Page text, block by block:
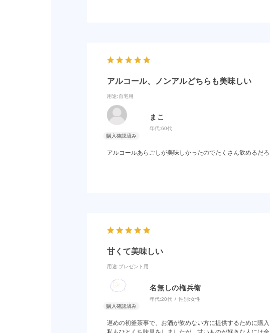
アルコール、ノンアルどちらも美味しい
用途:自宅用
まこ
年代:60代
アルコールあらごしが美味しかったのでたくさん飲めるだ
甘くて美味しい
用途:プレゼント用
名無しの権兵衛
年代:20代 性別:女性
遅めの初釜茶事で、お酒が飲めない方に提供するために購